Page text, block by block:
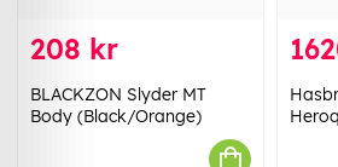
208 kr
BLACKZON Slyder MT
Body (Black/Orange)